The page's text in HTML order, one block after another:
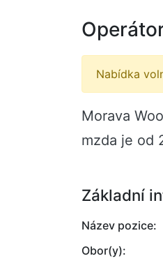
Nabídka
Morava
mzda je od
Základní
Název pozice:
Obor(y):